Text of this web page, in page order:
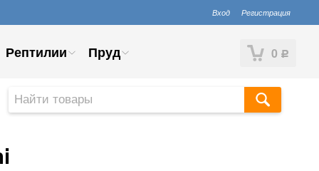
Вход Регистрация
0 Р
Рептилии Пруд